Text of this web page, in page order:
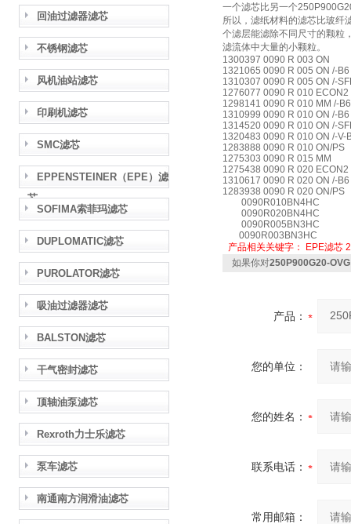
回油过滤器滤芯
不锈钢滤芯
风机油站滤芯
印刷机滤芯
SMC滤芯
EPPENSTEINER（EPE）滤
芯
SOFIMA索菲玛滤芯
DUPLOMATIC滤芯
PUROLATOR滤芯
吸油过滤器滤芯
BALSTON滤芯
干气密封滤芯
顶轴油泵滤芯
Rexroth力士乐滤芯
泵车滤芯
南通南方润滑油滤芯
一个滤芯比另一个
所以，滤纸材料的滤芯比玻纤
个滤层能滤除不同尺寸的颗粒
滤流体中大量的小颗粒。
1300397 0090 R 003 ON
1321065 0090 R 005 ON /-B6
1310307 0090 R 005 ON /-
1276077 0090 R 010 ECON2
1298141 0090 R 010 MM /-B6
1310999 0090 R 010 ON /-B6
1314520 0090 R 010 ON /-
1320483 0090 R 010 ON /-V-
1283888 0090 R 010 ON/PS
1275303 0090 R 015 MM
1275438 0090 R 020 ECON2
1310617 0090 R 020 ON /-B6
1283938 0090 R 020 ON/PS
0090R010BN4HC
0090R020BN4HC
0090R005BN3HC
0090R003BN3HC
产品相关关键字：
EPE滤芯
如果你对250P900G20-
产品：
您的单位：
您的姓名：
联系电话：
常用邮箱：